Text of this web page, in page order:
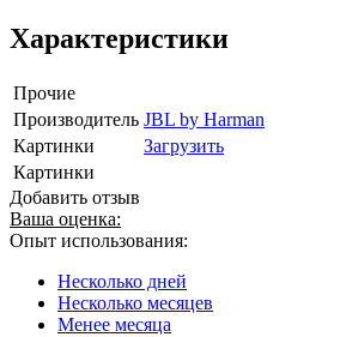
Характеристики
Прочие
Производитель JBL by Harman
Картинки
Загрузить
Картинки
Добавить отзыв
Ваша оценка:
Опыт использования:
Несколько дней
Несколько месяцев
Менее месяца